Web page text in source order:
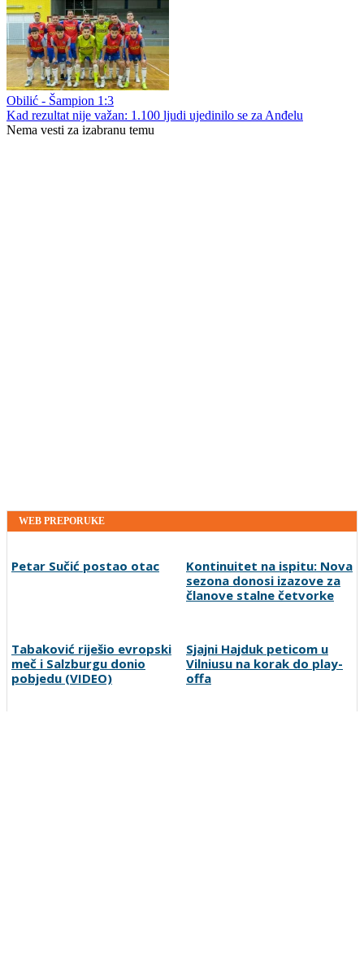
Obilić - Šampion 1:3
Kad rezultat nije važan: 1.100 ljudi ujedinilo se za Anđelu
Nema vesti za izabranu temu
WEB PREPORUKE
Petar Sučić postao otac
Kontinuitet na ispitu: Nova
sezona donosi izazove za
članove stalne četvorke